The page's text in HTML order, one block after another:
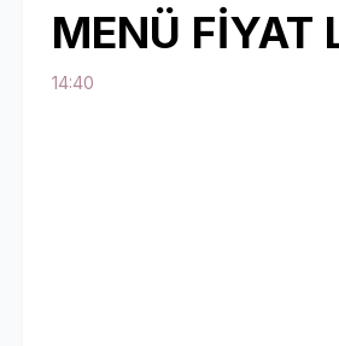
MENÜ FİYAT
14:40